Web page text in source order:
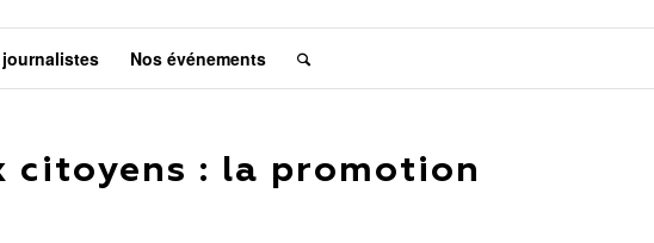
journalistes Nos événements
citoyens : la promotion